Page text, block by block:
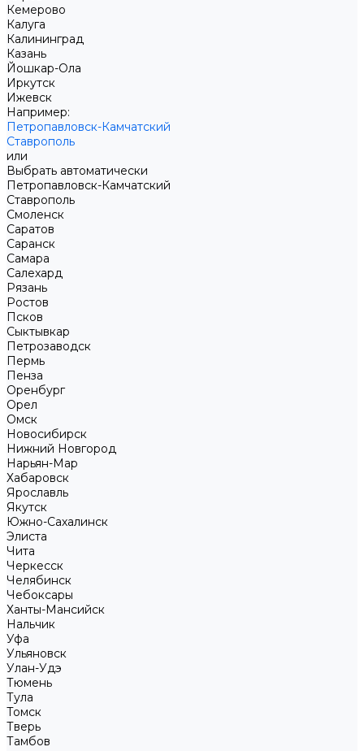
Кемерово
Калуга
Калининград
Казань
Йошкар-Ола
Иркутск
Ижевск
Например:
Петропавловск-Камчатский
Ставрополь
или
Выбрать автоматически
Петропавловск-Камчатский
Ставрополь
Смоленск
Саратов
Саранск
Самара
Салехард
Рязань
Ростов
Псков
Сыктывкар
Петрозаводск
Пермь
Пенза
Оренбург
Орел
Омск
Новосибирск
Нижний Новгород
Нарьян-Мар
Хабаровск
Ярославль
Якутск
Южно-Сахалинск
Элиста
Чита
Черкесск
Челябинск
Чебоксары
Ханты-Мансийск
Нальчик
Уфа
Ульяновск
Улан-Удэ
Тюмень
Тула
Томск
Тверь
Тамбов